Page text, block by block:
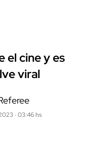
el cine y es
viral
· 03:46 hs